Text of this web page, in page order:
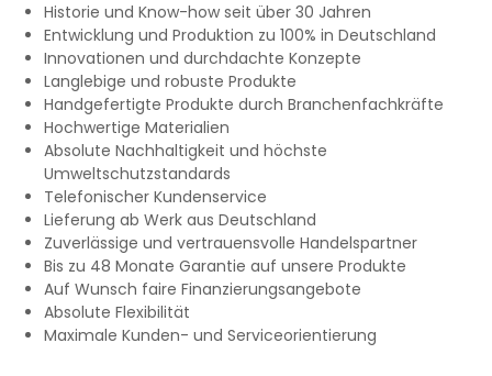
Historie und Know-how seit über 30 Jahren
Entwicklung und Produktion zu 100% in Deutschland
Innovationen und durchdachte Konzepte
Langlebige und robuste Produkte
Handgefertigte Produkte durch Branchenfachkräfte
Hochwertige Materialien
Absolute Nachhaltigkeit und höchste
Umweltschutzstandards
Telefonischer Kundenservice
Lieferung ab Werk aus Deutschland
Zuverlässige und vertrauensvolle Handelspartner
Bis zu 48 Monate Garantie auf unsere Produkte
Auf Wunsch faire Finanzierungsangebote
Absolute Flexibilität
Maximale Kunden- und Serviceorientierung